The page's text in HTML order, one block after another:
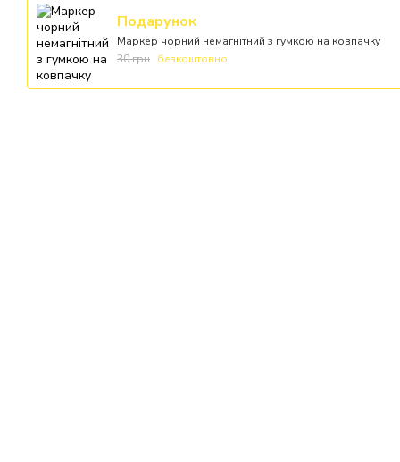
Подарунок
Маркер чорний немагнітний з гумкою на ковпачку
30 грн безкоштовно